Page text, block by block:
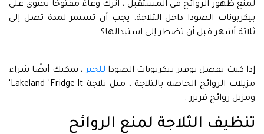
لمنع ظهور الروائح في المستقبل ، اترك وعاءً مفتوحًا يحتوي على
بيكربونات الصودا داخل الثلاجة. يجب أن تستمر لمدة تصل إلى
ثلاثة أشهر قبل أن تضطر إلى استبدالها؟
إذا كنت تفضل توفير بيكربونات الصودا للخبز ، يمكنك أيضًا شراء
ومزيل روائح فريزر .
تنظيف الثلاجة لمنع الروائح